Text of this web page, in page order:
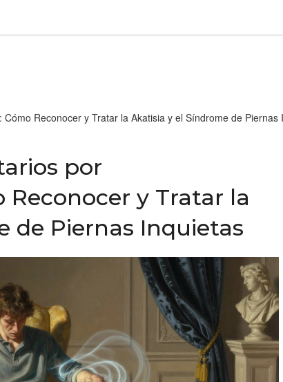
Reconocer y Tratar la Akatisia y el Síndrome de Piernas
por
y Tratar la
de Piernas Inquietas